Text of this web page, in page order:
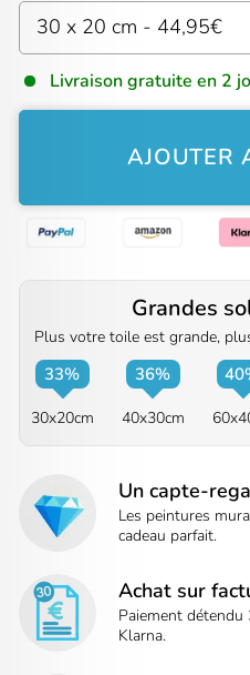
Livraison gratuite en 2
AJOUTER
Grandes
Plus votre toile est grande,
33%
30x20cm
36%
40x30cm
Un capte-
Les peintures
cadeau parfait.
Achat sur
Paiement
Klarna.